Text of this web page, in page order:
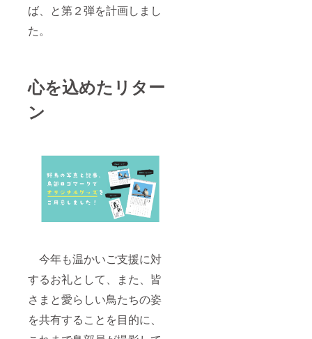
ば、と第２弾を計画しまし
た。
心を込めたリター
ン
今年も温かいご支援に対
するお礼として、また、皆
さまと愛らしい鳥たちの姿
を共有することを目的に、